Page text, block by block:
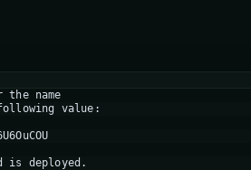
the name
value:
is deployed.